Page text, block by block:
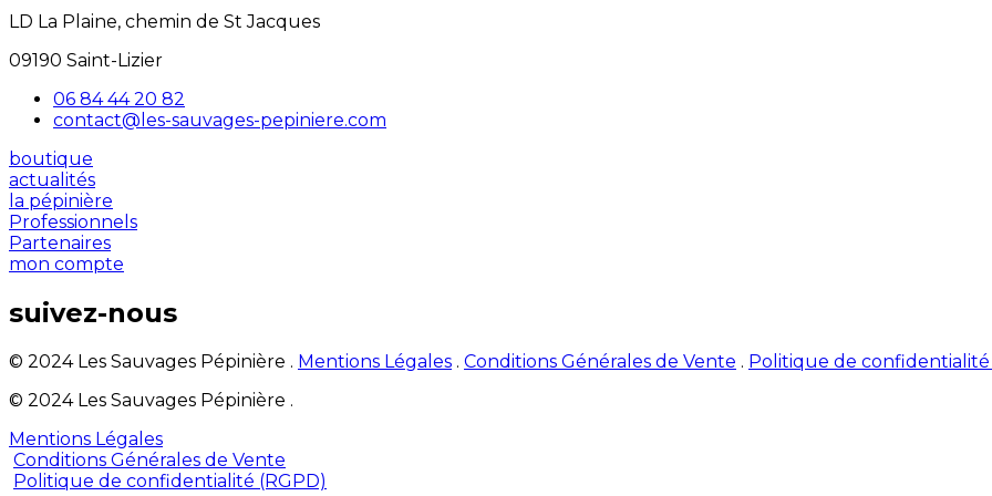
LD La Plaine, chemin de St Jacques
09190 Saint-Lizier
06 84 44 20 82
contact@les-sauvages-pepiniere.com
boutique
actualités
la pépinière
Professionnels
Partenaires
mon compte
suivez-nous
© 2024 Les Sauvages Pépinière . Mentions Légales . Conditions Générales de Vente . Politique de confidentialité
© 2024 Les Sauvages Pépinière .
Mentions Légales
Conditions Générales de Vente
Politique de confidentialité (RGPD)